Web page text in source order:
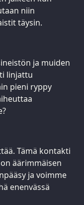
niin
täysin.
ja muiden
linjattu
pieni ryppy
Tämä kontakti
äärimmäisen
ja voimme
enenvässä